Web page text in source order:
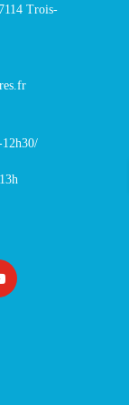
Trois-